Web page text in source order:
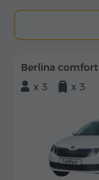
Berlina comfort
x 3
x 3